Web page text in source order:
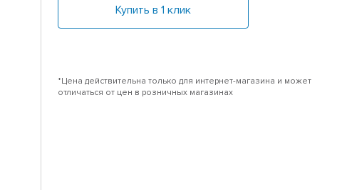
Купить в 1 клик
*Цена действительна только для интернет-магазина и может
отличаться от цен в розничных магазинах